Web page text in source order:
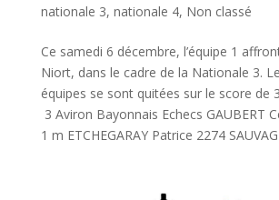
nationale 3, nationale 4, Non classé
Ce samedi 6 décembre, l’équipe 1
Niort, dans le cadre de la Nationale 3.
équipes se sont quitées sur le score de
3 Aviron Bayonnais Echecs GAUBERT
1 m ETCHEGARAY Patrice 2274